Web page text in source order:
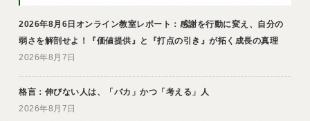
2026年8月6日オンライン教室レポート：感謝を行動に変え、自分の
弱さを解剖せよ！『価値提供』と『打点の引き』が拓く成長の真理
2026年8月7日
格言：伸びない人は、「バカ」かつ「考える」人
2026年8月7日